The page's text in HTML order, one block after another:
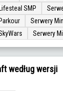
SMP
Serwery
Serwery
według wersji